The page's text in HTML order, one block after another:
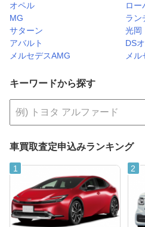
オペル
ロー
MG
ラン
サターン
光岡
アバルト
DS
メルセデスAMG
メ
キーワードから探す
車買取査定申込みランキング